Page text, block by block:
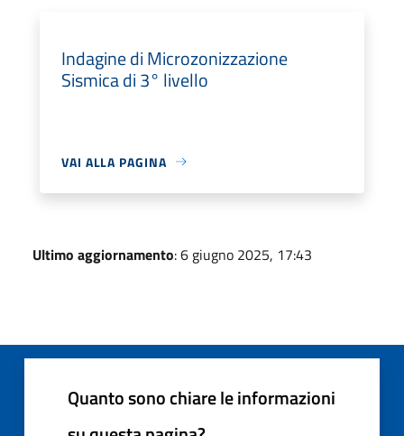
Indagine di Microzonizzazione
Sismica di 3° livello
VAI ALLA PAGINA
Ultimo aggiornamento: 6 giugno 2025, 17:43
Quanto sono chiare le informazioni